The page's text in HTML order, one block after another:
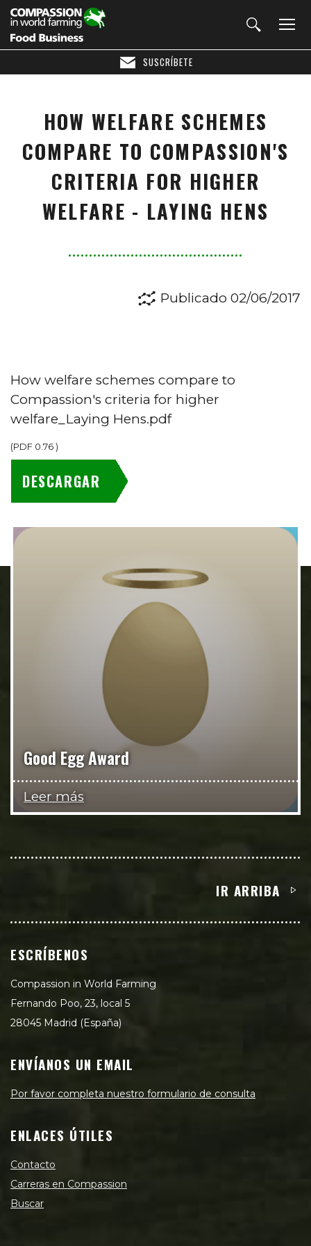
SUSCRÍBETE
HOW WELFARE SCHEMES
COMPARE TO COMPASSION'S
CRITERIA FOR HIGHER
WELFARE - LAYING HENS
Publicado 02/06/2017
How welfare schemes compare to
Compassion's criteria for higher
welfare_Laying Hens.pdf
(PDF 0.76)
DESCARGAR
Good Egg Award
Leer más
IR ARRIBA
ESCRÍBENOS
Compassion in World Farming
Fernando Poo, 23, local 5
28045 Madrid (España)
ENVÍANOS UN EMAIL
Por favor completa nuestro formulario de consulta
ENLACES ÚTILES
Contacto
Carreras en Compassion
Buscar